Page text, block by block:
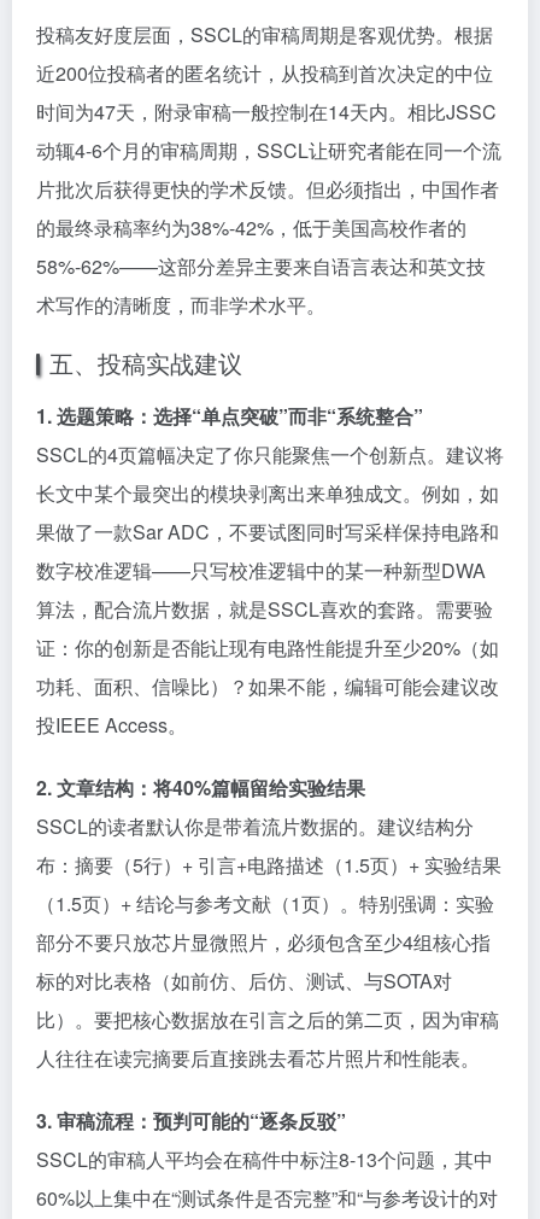
投稿友好度层面，SSCL的审稿周期是客观优势。根据
近200位投稿者的匿名统计，从投稿到首次决定的中位
时间为47天，附录审稿一般控制在14天内。相比JSSC
动辄4-6个月的审稿周期，SSCL让研究者能在同一个流
片批次后获得更快的学术反馈。但必须指出，中国作者
的最终录稿率约为38%-42%，低于美国高校作者的
58%-62%——这部分差异主要来自语言表达和英文技
术写作的清晰度，而非学术水平。
五、投稿实战建议
1. 选题策略：选择“单点突破”而非“系统整合”
SSCL的4页篇幅决定了你只能聚焦一个创新点。建议将
长文中某个最突出的模块剥离出来单独成文。例如，如
果做了一款Sar ADC，不要试图同时写采样保持电路和
数字校准逻辑——只写校准逻辑中的某一种新型DWA
算法，配合流片数据，就是SSCL喜欢的套路。需要验
证：你的创新是否能让现有电路性能提升至少20%（如
功耗、面积、信噪比）？如果不能，编辑可能会建议改
投IEEE Access。
2. 文章结构：将40%篇幅留给实验结果
SSCL的读者默认你是带着流片数据的。建议结构分
布：摘要（5行）+ 引言+电路描述（1.5页）+ 实验结果
（1.5页）+ 结论与参考文献（1页）。特别强调：实验
部分不要只放芯片显微照片，必须包含至少4组核心指
标的对比表格（如前仿、后仿、测试、与SOTA对
比）。要把核心数据放在引言之后的第二页，因为审稿
人往往在读完摘要后直接跳去看芯片照片和性能表。
3. 审稿流程：预判可能的“逐条反驳”
SSCL的审稿人平均会在稿件中标注8-13个问题，其中
60%以上集中在“测试条件是否完整”和“与参考设计的对